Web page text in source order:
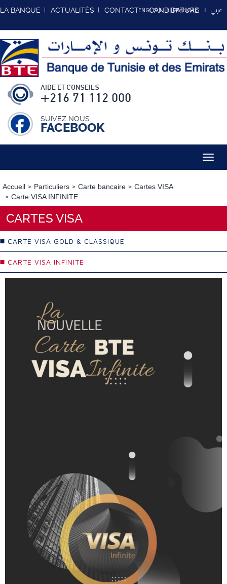
LA BANQUE ACTUALITÉS CONTACT CANDIDATURE
ENGLISH FRANCAIS عربي
AIDE ET CONSEILS
+216 71 112 000
SUIVEZ NOUS
FACEBOOK
Accueil Particuliers Carte bancaire
Cartes VISA
Carte VISA INFINITE
CARTES VISA
CARTE VISA GOLD & CLASSIQUE
CARTE VISA INFINITE